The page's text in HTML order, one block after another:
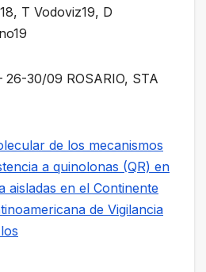
T Vodoviz19, D
26-30/09 ROSARIO, STA
de los mecanismos
a quinolonas (QR) en
aisladas en el Continente
de Vigilancia